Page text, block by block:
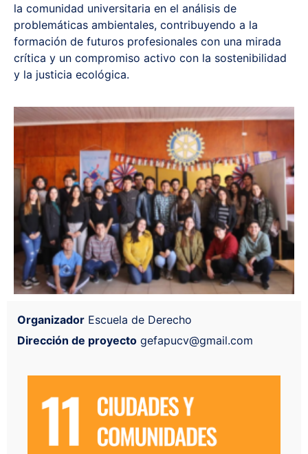
la comunidad universitaria en el análisis de
problemáticas ambientales, contribuyendo a la
formación de futuros profesionales con una mirada
crítica y un compromiso activo con la sostenibilidad
y la justicia ecológica.
Organizador Escuela de Derecho
Dirección de proyecto gefapucv@gmail.com